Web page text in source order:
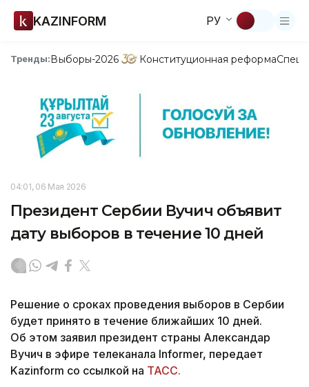
KAZINFORM РУ
Тренды:Выборы-2026 Конституционная реформа
04:01, 06 Мая 2026
Президент Сербии Вучич объявит
дату выборов в течение 10 дней
Решение о сроках проведения выборов в Сербии
будет принято в течение ближайших 10 дней.
Об этом заявил президент страны Александар
Вучич в эфире телеканала Informer, передает
Kazinform со ссылкой на ТАСС.